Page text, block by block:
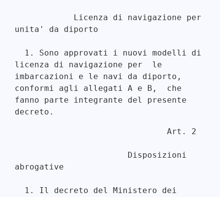
unita' da diporto
licenza di navigazione per  le
imbarcazioni e le navi da diporto,
conformi agli allegati A e B,  che
fanno parte integrante del presente
abrogative